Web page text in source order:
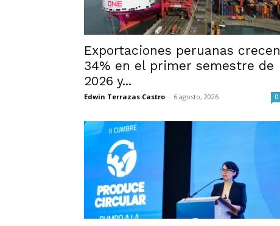
Exportaciones peruanas crecen
34% en el primer semestre de
2026 y...
Edwin Terrazas Castro - 6 agosto, 2026 0